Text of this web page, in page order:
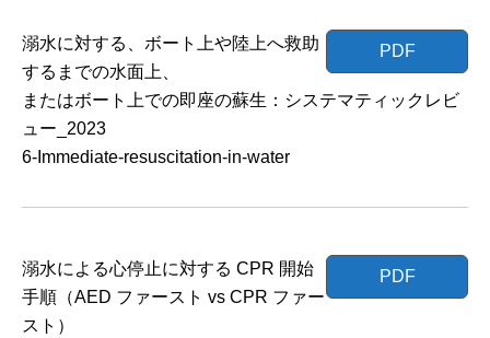
PDF
溺水に対する、ボート上や陸上へ救助
するまでの水面上、
またはボート上での即座の蘇生：システマティックレビ
ュー_2023
6-Immediate-resuscitation-in-water
PDF
溺水による心停止に対する CPR 開始
手順（AED ファースト vs CPR ファー
スト）